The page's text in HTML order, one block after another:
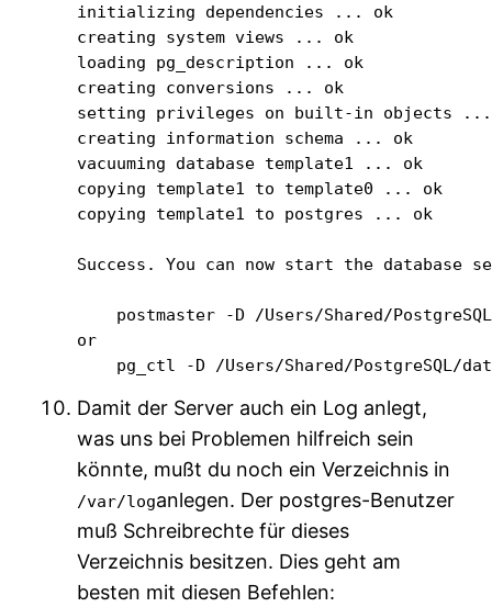
initializing dependencies ... ok
creating system views ... ok
loading pg_description ... ok
creating conversions ... ok
setting privileges on built-in objects
creating information schema ... ok
vacuuming database template1 ... ok
copying template1 to template0 ... ok
copying template1 to postgres ... ok
Success. You can now start the database
postmaster -D /Users/Shared/
or
pg_ctl -D /Users/Shared/PostgreSQL/
Damit der Server auch ein Log anlegt,
was uns bei Problemen hilfreich sein
könnte, mußt du noch ein Verzeichnis in
/var/loganlegen. Der postgres-Benutzer
muß Schreibrechte für dieses
Verzeichnis besitzen. Dies geht am
besten mit diesen Befehlen: